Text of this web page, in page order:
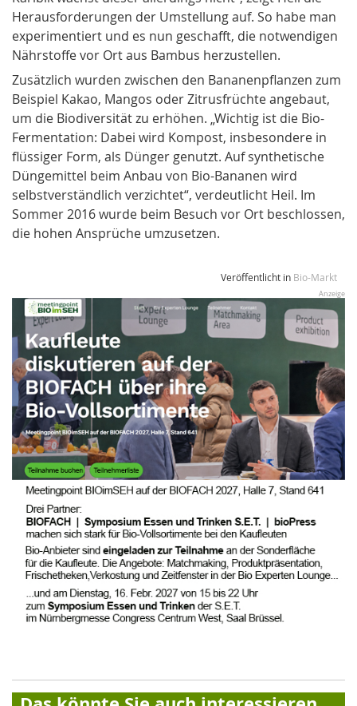
Herausforderungen der Umstellung auf. So habe man
experimentiert und es nun geschafft, die notwendigen
Nährstoffe vor Ort aus Bambus herzustellen.
Zusätzlich wurden zwischen den Bananenpflanzen zum
Beispiel Kakao, Mangos oder Zitrusfrüchte angebaut,
um die Biodiversität zu erhöhen. „Wichtig ist die Bio-
Fermentation: Dabei wird Kompost, insbesondere in
flüssiger Form, als Dünger genutzt. Auf synthetische
Düngemittel beim Anbau von Bio-Bananen wird
selbstverständlich verzichtet“, verdeutlicht Heil. Im
Sommer 2016 wurde beim Besuch vor Ort beschlossen,
die hohen Ansprüche umzusetzen.
Veröffentlicht in Bio-Markt
Anzeige